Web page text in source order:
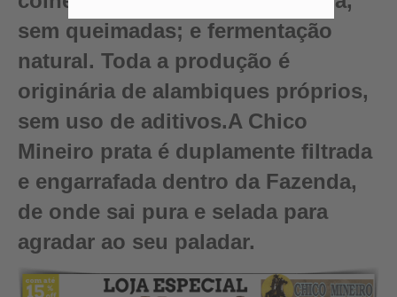
sem queimadas; e fermentação
natural. Toda a produção é
originária de alambiques próprios,
sem uso de aditivos.A Chico
Mineiro prata é duplamente filtrada
e engarrafada dentro da Fazenda,
de onde sai pura e selada para
agradar ao seu paladar.